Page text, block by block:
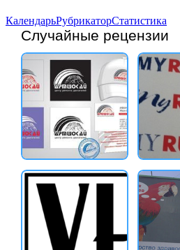
КалендарьРубрикаторСтатистика
Случайные рецензии